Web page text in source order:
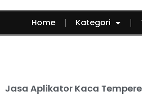
Home Kategori
Jasa Aplikator Kaca